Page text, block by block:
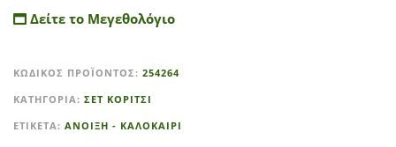
Δείτε το Μεγεθολόγιο
l
t
e
ΚΩΔΙΚΌΣ ΠΡΟΪΌΝΤΟΣ: 254264
ΚΑΤΗΓΟΡΊΑ: ΣΕΤ ΚΟΡΙΤΣΙ
ΕΤΙΚΈΤΑ: ΑΝΟΙΞΗ - ΚΑΛΟΚΑΙΡΙ